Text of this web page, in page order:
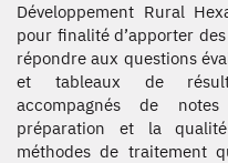
Développement Rural
pour finalité d’apporter
répondre aux questions
et tableaux de
accompagnés de
préparation et la
méthodes de traitement